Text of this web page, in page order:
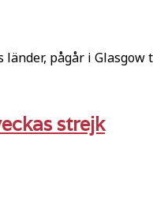
pågår i
strejk